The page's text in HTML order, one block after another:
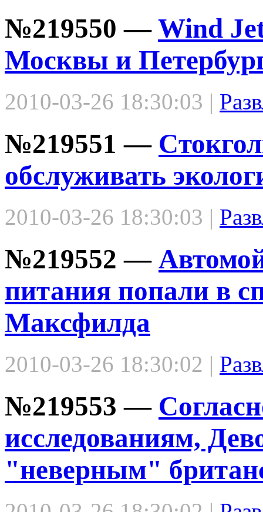
№219550 —Wind
Москвы и
2010-03-26 18:30:03 |
№219551 —
обслуживать
2010-03-26 18:30:03 |
№219552 —
питания попали в
Максфилда
2010-03-26 18:30:02 |
№219553 —
исследованиям,
"неверным"